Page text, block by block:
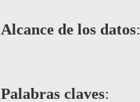
Alcance de los datos:
Palabras claves: